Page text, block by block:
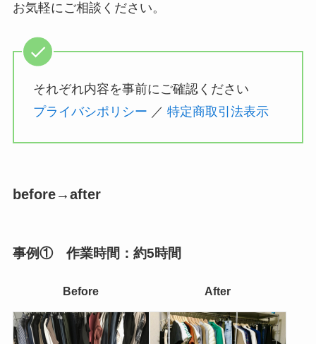
お気軽にご相談ください。
それぞれ内容を事前にご確認ください
プライバシポリシー ／ 特定商取引法表示
before→after
事例① 作業時間： 約5時間
Before After